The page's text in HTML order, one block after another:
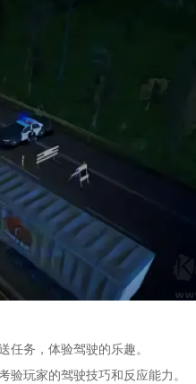
务，体验驾驶的乐趣。
玩家的驾驶技巧和反应能力。